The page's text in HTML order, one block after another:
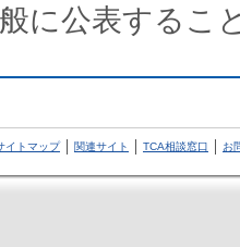
に公表するこ
イトマップ 関連サイト TCA相談窓口 お